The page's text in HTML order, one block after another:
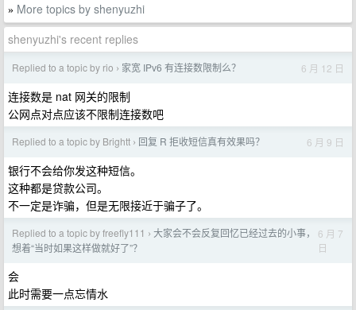
» More topics by shenyuzhi
shenyuzhi's recent replies
Replied to a topic by rio › 家宽 IPv6 有连接数限制么？ 6 月 12 日
连接数是 nat 网关的限制
公网点对点应该不限制连接数吧
Replied to a topic by Brightt › 回复 R 拒收短信真有效果吗？ 6 月 9 日
银行不会给你发这种短信。
这种都是贷款公司。
不一定是诈骗，但是无限接近于骗子了。
Replied to a topic by freefly111 › 大家会不会反复回忆已经过去的小事，
想着“当时如果这样做就好了”？
6 月 7
日
会
此时需要一点忘情水